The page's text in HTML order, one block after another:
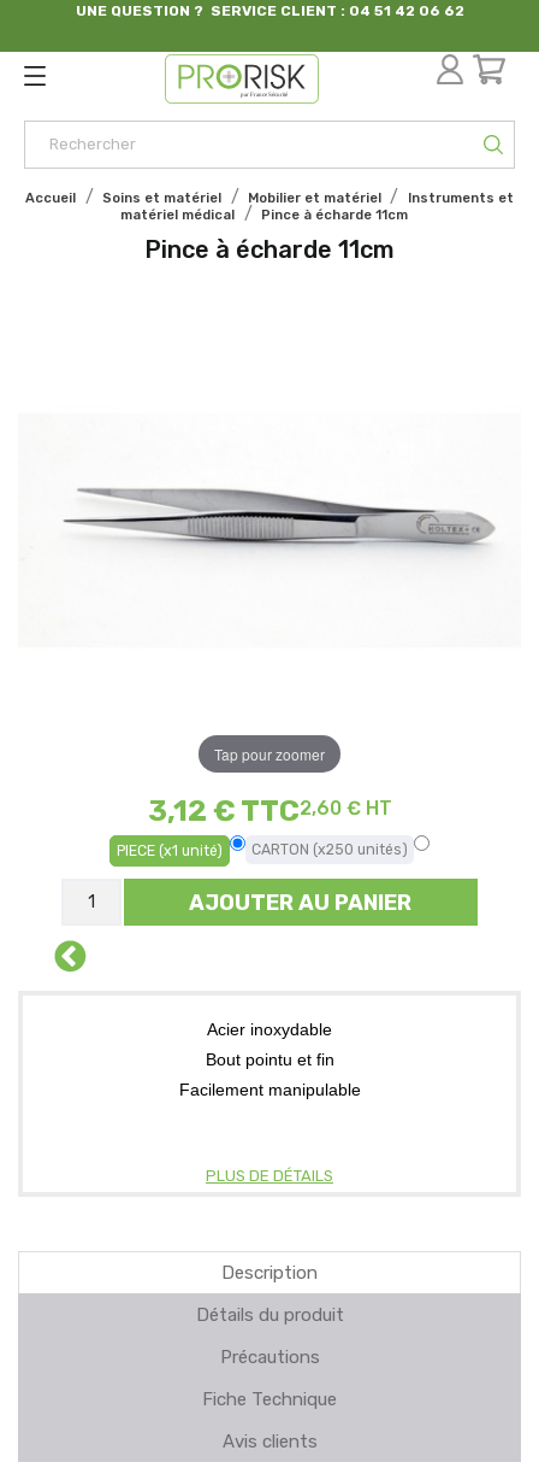
UNE QUESTION ? SERVICE CLIENT : 04 51 42 06 62
par France Sécurité
Accueil Soins et matériel Mobilier et matériel
Instruments et
matériel médical
Pince à écharde 11cm
Pince à écharde 11cm
Tap pour zoomer
3,12 € TTC2,60 € HT
PIECE (x1 unité) CARTON (x250 unités)
AJOUTER AU PANIER
Acier inoxydable
Bout pointu et fin
Facilement manipulable
PLUS DE DÉTAILS
Description
Détails du produit
Précautions
Fiche Technique
Avis clients